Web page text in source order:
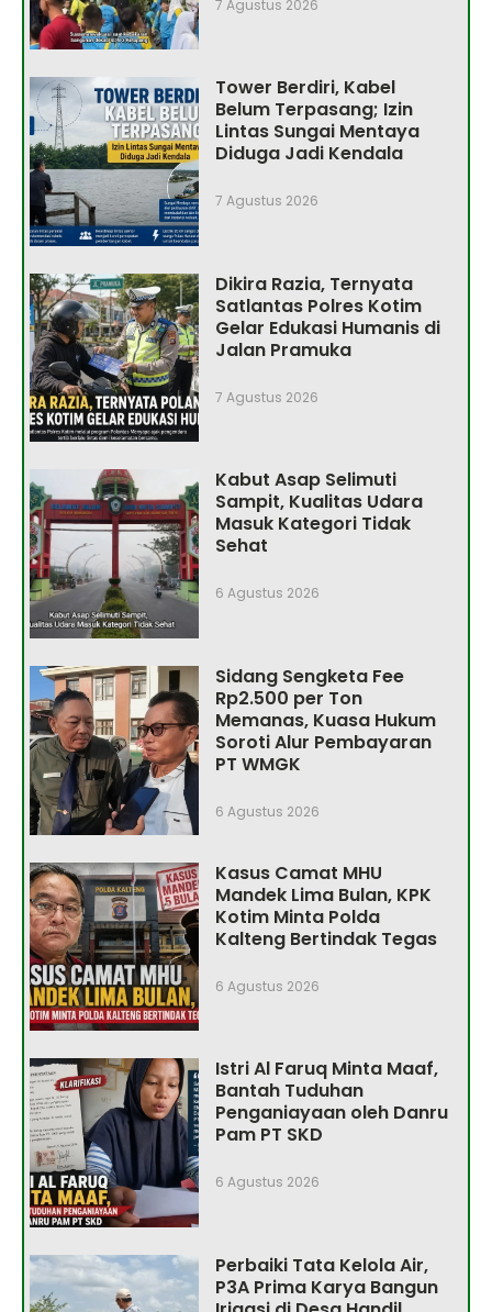
7 Agustus 2026
Tower Berdiri, Kabel
Belum Terpasang; Izin
Lintas Sungai Mentaya
Diduga Jadi Kendala
7 Agustus 2026
Dikira Razia, Ternyata
Satlantas Polres Kotim
Gelar Edukasi Humanis di
Jalan Pramuka
7 Agustus 2026
Kabut Asap Selimuti
Sampit, Kualitas Udara
Masuk Kategori Tidak
Sehat
6 Agustus 2026
Sidang Sengketa Fee
Rp2.500 per Ton
Memanas, Kuasa Hukum
Soroti Alur Pembayaran
PT WMGK
6 Agustus 2026
Kasus Camat MHU
Mandek Lima Bulan, KPK
Kotim Minta Polda
Kalteng Bertindak Tegas
6 Agustus 2026
Istri Al Faruq Minta Maaf,
Bantah Tuduhan
Penganiayaan oleh Danru
Pam PT SKD
6 Agustus 2026
Perbaiki Tata Kelola Air,
P3A Prima Karya Bangun